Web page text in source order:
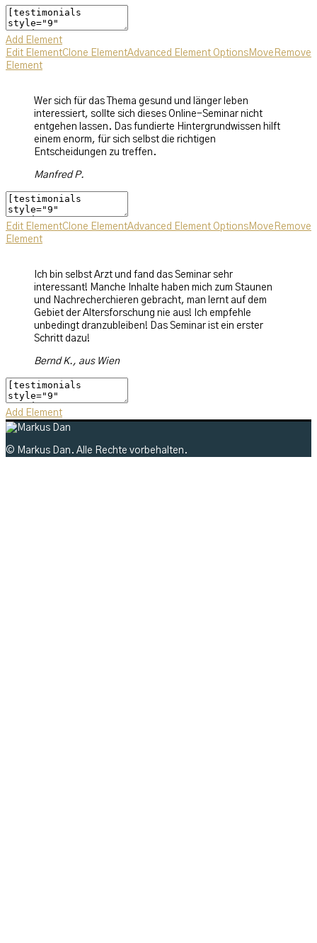
Add Element
Edit ElementClone ElementAdvanced Element Options Move Remove
Element
Wer sich für das Thema gesund und länger leben
interessiert, sollte sich dieses Online-Seminar nicht
entgehen lassen. Das fundierte Hintergrundwissen hilft
einem enorm, für sich selbst die richtigen
Entscheidungen zu treffen.
Manfred P.
Edit ElementClone ElementAdvanced Element Options Move Remove
Element
Ich bin selbst Arzt und fand das Seminar sehr
interessant! Manche Inhalte haben mich zum Staunen
und Nachrecherchieren gebracht, man lernt auf dem
Gebiet der Altersforschung nie aus! Ich empfehle
unbedingt dranzubleiben! Das Seminar ist ein erster
Schritt dazu!
Bernd K., aus Wien
Add Element
© Markus Dan. Alle Rechte vorbehalten.